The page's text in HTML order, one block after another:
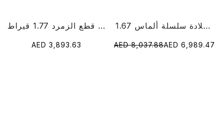
خاتم الماس قطع الزمرد 1.77 قيراط
AED 3,893.63
1.67 قيراط قلادة سلسلة ألماس RoundCut Lab
AED 8,037.88AED 6,989.47